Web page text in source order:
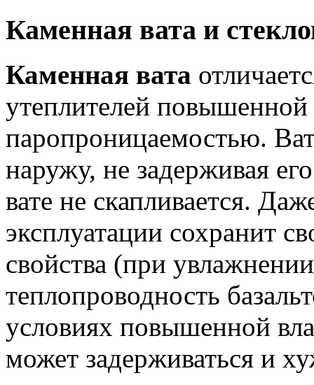
Каменная вата и
Каменная вата
утеплителей
паропроницаемостью.
наружу, не задерживая
вате не скапливается.
эксплуатации сохранит
свойства (при
теплопроводность
условиях повышенной
может задерживаться и